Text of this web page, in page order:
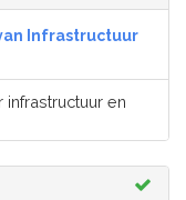
Infrastructuur
infrastructuur en